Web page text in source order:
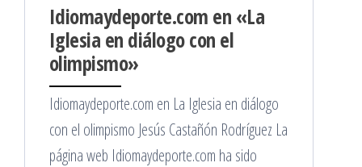
Idiomaydeporte.com en «La
Iglesia en diálogo con el
olimpismo»
Idiomaydeporte.com en La Iglesia en diálogo
con el olimpismo Jesús Castañón Rodríguez La
página web Idiomaydeporte.com ha sido